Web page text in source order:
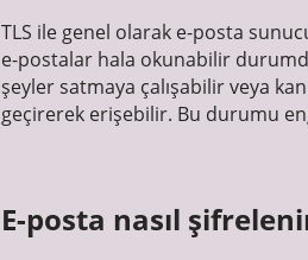
TLS ile genel olarak e-posta
e-postalar hala okunabilir
şeyler satmaya çalışabilir veya
geçirerek erişebilir. Bu durumu
E-posta nasıl